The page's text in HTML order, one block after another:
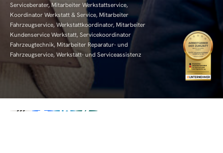
Serviceberater, Mitarbeiter Werkstattservice,
Koordinator Werkstatt & Service, Mitarbeiter
Fahrzeugservice, Werkstattkoordinator, Mitarbeiter
Kundenservice Werkstatt, Servicekoordinator
Fahrzeugtechnik, Mitarbeiter Reparatur- und
Fahrzeugservice, Werkstatt- und Serviceassistenz